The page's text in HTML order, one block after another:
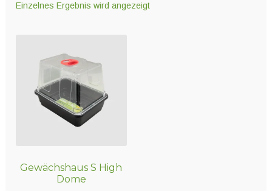
Hydro- und Aeroponiksyteme
Erden und Substrate
Einzelnes Ergebnis wird angezeigt
Gewächshaus S High
Dome